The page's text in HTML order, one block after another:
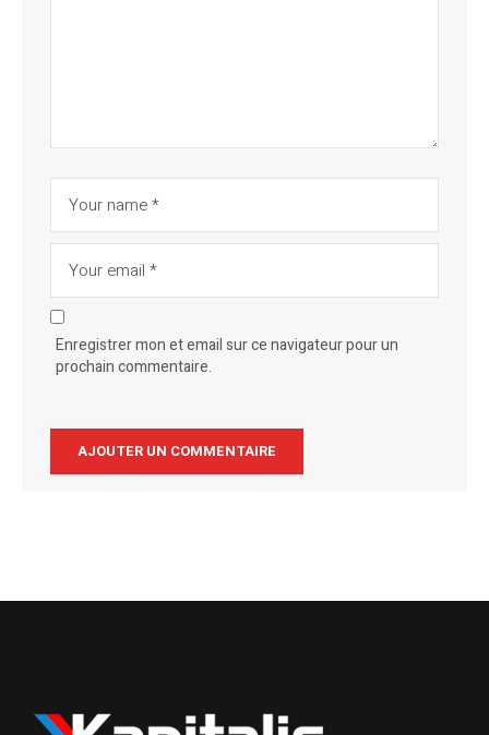
Enregistrer mon et email sur ce navigateur pour un
prochain commentaire.